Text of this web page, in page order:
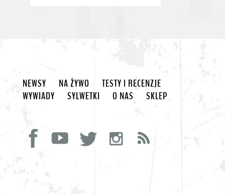
NEWSY NA ŻYWO
TESTY I RECENZJE
WYWIADY
SYLWETKI O NAS SKLEP